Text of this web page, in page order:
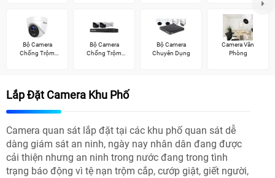
Bộ Camera
Chống Trộm
Bộ Camera
Chống Trộm
Bộ Camera
Chuyên Dụng
Camera Văn
Phòng
Lắp Đặt Camera Khu Phố
Camera quan sát lắp đặt tại các khu phố quan sát dễ
dàng giám sát an ninh, ngày nay nhân dân đang được
cải thiện nhưng an ninh trong nước đang trong tình
trạng báo động vì tệ nạn trộm cắp, cướp giật, giết người,